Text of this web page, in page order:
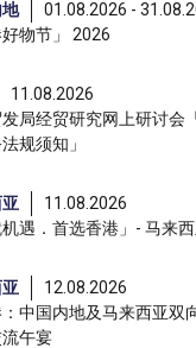
01.08.2026 -
好物节」 2026
11.08.2026
局经贸研究网上研讨会
规须知」
11.08.2026
机遇．首选香港」- 马来
12.08.2026
：中国内地及马来西亚双
午宴